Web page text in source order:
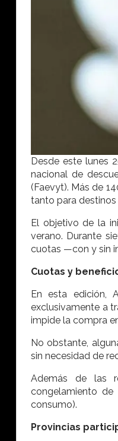
Desde este lunes
nacional de
(Faevyt). Más de
tanto para
El objetivo de la
verano. Durante
cuotas —con y sin
Cuotas y
En esta edición,
exclusivamente a
impide la compra
No obstante,
sin necesidad de
Además de las
congelamiento de
consumo).
Provincias